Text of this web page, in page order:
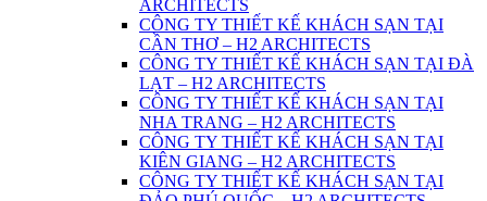
ARCHITECTS
CÔNG TY THIẾT KẾ KHÁCH SẠN TẠI
CẦN THƠ – H2 ARCHITECTS
CÔNG TY THIẾT KẾ KHÁCH SẠN TẠI ĐÀ
LẠT – H2 ARCHITECTS
CÔNG TY THIẾT KẾ KHÁCH SẠN TẠI
NHA TRANG – H2 ARCHITECTS
CÔNG TY THIẾT KẾ KHÁCH SẠN TẠI
KIÊN GIANG – H2 ARCHITECTS
CÔNG TY THIẾT KẾ KHÁCH SẠN TẠI